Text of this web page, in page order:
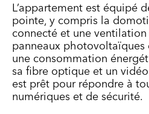
L’appartement est équipé
pointe, y compris la
connecté et une
panneaux photovoltaïques
une consommation
sa fibre optique et un
est prêt pour répondre à
numériques et de sécurité.